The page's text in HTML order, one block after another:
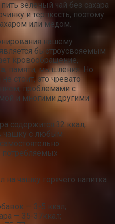
зеленый чай без сахара
и терпкость, поэтому
или медом.
нашему
быстроусвояемым
кровообращение,
, памяти, мышления. Но
стоит, это чревато
проблемами с
и многими другими
содержится 32 ккал,
в чашку с любым
потребляемых
на чашку горячего напитка
— 3-5 ккал;
— 35-37ккал;